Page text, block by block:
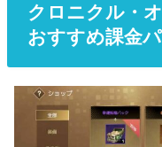
クロニクル・
おすすめ課金